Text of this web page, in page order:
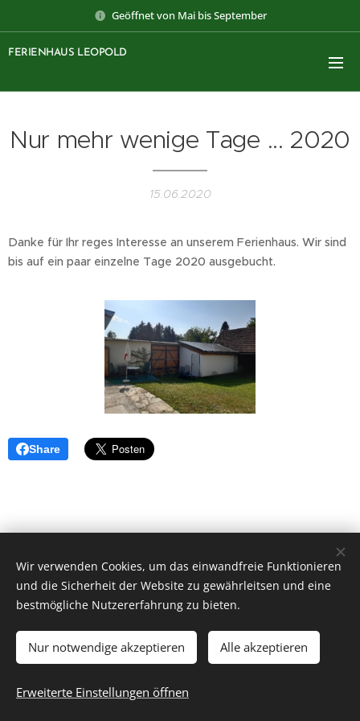
Geöffnet von Mai bis September
FERIENHAUS LEOPOLD
Nur mehr wenige Tage ... 2020
15.06.2020
Danke für Ihr reges Interesse an unserem Ferienhaus. Wir sind
bis auf ein paar einzelne Tage 2020 ausgebucht.
Share
Impressum Datenschutz AGB Hausordnung
ANFRAGEN/BUCHEN
Cookies
Wir verwenden Cookies, um das einwandfreie Funktionieren
und die Sicherheit der Website zu gewährleitsen und eine
bestmögliche Nutzererfahrung zu bieten.
Nur notwendige akzeptieren Alle akzeptieren
Erweiterte Einstellungen öffnen